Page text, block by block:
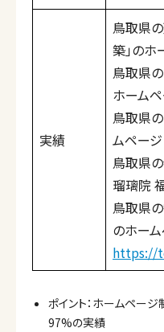
実績
鳥取県
築」のホ
鳥取県
ホーム
鳥取県
ムページ
鳥取県
瑠璃院
鳥取県
のホー
https://
ポイント：ホームペー
97%の実績